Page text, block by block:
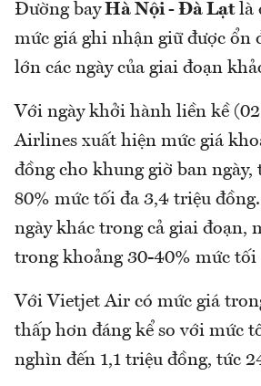
Đường bayHà Nội - Đà Lạtlà
mức giá ghi nhận giữ được ổn
lớn các ngày của giai đoạn
Với ngày khởi hành liền kề
Airlines xuất hiện mức giá
đồng cho khung giờ ban ngày,
80% mức tối đa 3,4 triệu
ngày khác trong cả giai đoạn,
trong khoảng 30-40% mức tối
Với Vietjet Air có mức giá
thấp hơn đáng kể so với mức
nghìn đến 1,1 triệu đồng, tức